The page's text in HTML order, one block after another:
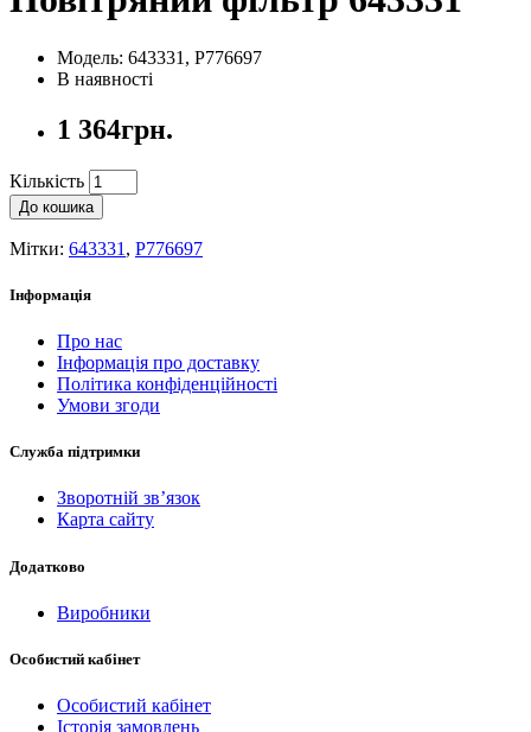
Модель: 643331, P776697
В наявності
1 364грн.
Кількість
До кошика
Мітки: 643331 , P776697
Інформація
Про нас
Інформація про доставку
Політика конфіденційності
Умови згоди
Служба підтримки
Зворотній зв’язок
Карта сайту
Додатково
Виробники
Особистий кабінет
Особистий кабінет
Історія замовлень